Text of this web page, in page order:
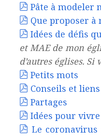
Pâte à modeler
Que proposer
Idées de défis
et MAE de mon
d’autres églises.
Petits mots
Conseils et
Partages
Idées pour vivre
Le